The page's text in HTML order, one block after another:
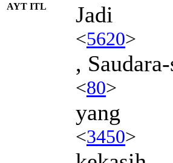
AYT ITL Jadi
<5620>
,
<80>
yang
<3450>